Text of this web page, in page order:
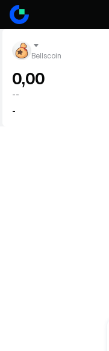
Bellscoin
0,00
--
-